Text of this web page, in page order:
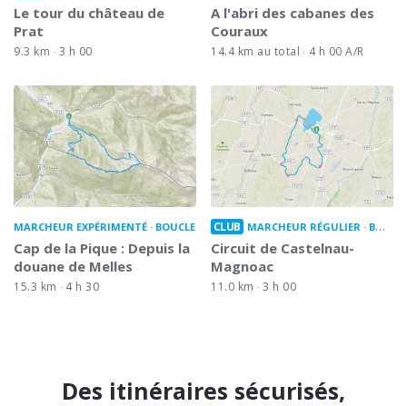
Le tour du château de
Prat
9.3 km 3 h 00
A l'abri des cabanes des
Couraux
14.4 km au total 4 h 00 A/R
MARCHEUR EXPÉRIMENTÉ BOUCLE
Cap de la Pique : Depuis la
douane de Melles
15.3 km 4 h 30
CLUB MARCHEUR RÉGULIER BOUCLE
Circuit de Castelnau-
Magnoac
11.0 km 3 h 00
Des itinéraires sécurisés,